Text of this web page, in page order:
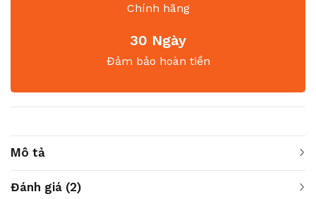
Chính hãng
30 Ngày
Đảm bảo hoàn tiền
Mô tả
Đánh giá (2)